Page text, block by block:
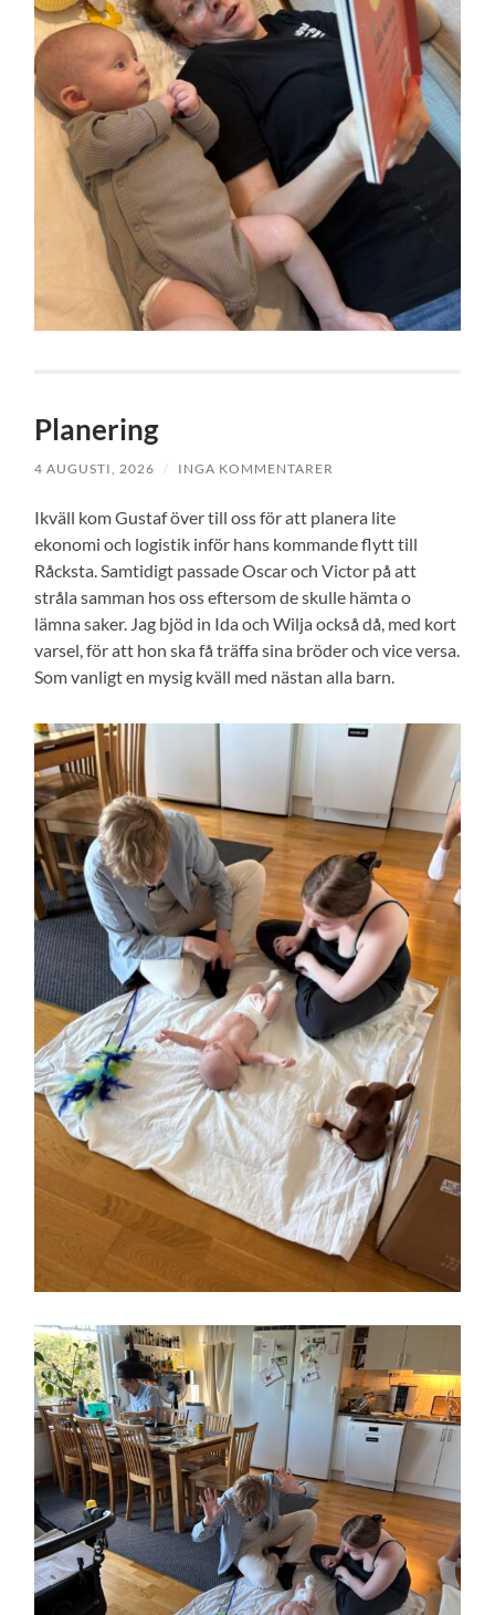
Planering
4 AUGUSTI, 2026 / INGA KOMMENTARER
Ikväll kom Gustaf över till oss för att planera lite
ekonomi och logistik inför hans kommande flytt till
Råcksta. Samtidigt passade Oscar och Victor på att
stråla samman hos oss eftersom de skulle hämta o
lämna saker. Jag bjöd in Ida och Wilja också då, med kort
varsel, för att hon ska få träffa sina bröder och vice versa.
Som vanligt en mysig kväll med nästan alla barn.